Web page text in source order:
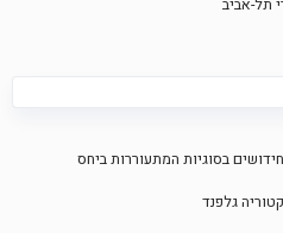
תל-אביב
בסוגיות המתעוררות ביחס
גלפנד